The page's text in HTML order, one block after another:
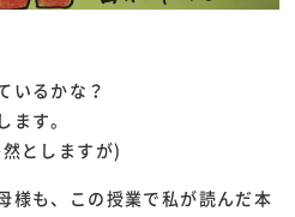
いるかな？
す。
としますが)
様も、この授業で私が読んだ本